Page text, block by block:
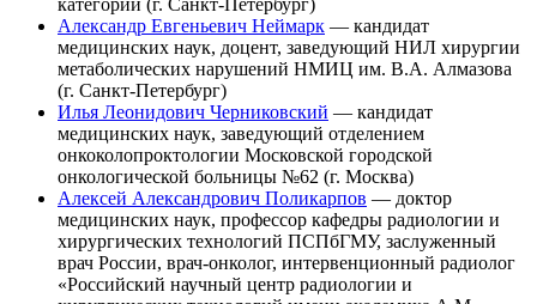
категории (г. Санкт-Петербург)
Александр Евгеньевич Неймарк — кандидат
медицинских наук, доцент, заведующий НИЛ хирургии
метаболических нарушений НМИЦ им. В.А. Алмазова
(г. Санкт-Петербург)
Илья Леонидович Черниковский — кандидат
медицинских наук, заведующий отделением
онкоколопроктологии Московской городской
онкологической больницы №62 (г. Москва)
Алексей Александрович Поликарпов — доктор
медицинских наук, профессор кафедры радиологии и
хирургических технологий ПСПбГМУ, заслуженный
врач России, врач-онколог, интервенционный радиолог
«Российский научный центр радиологии и